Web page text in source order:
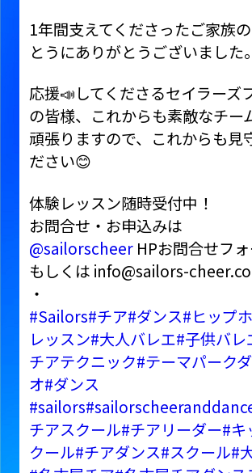
1年間支えてくださったご家族
とうにありがとうございました。
応援📣してくださるセイラーズ
の皆様、これからも素敵なチー
頑張りますので、これからも見
ださい😊
体験レッスン随時受付中！
お問合せ・お申込みは
@sailorscheerHPお問合せフ
もしくは info@sailors-
・
#Sailors#チア#ダンス#ヒップ
レッスン#大人バレエ#子供バレ
チアテクニック#テーマパーク
オ#ダンス
#sailors
チアスクール#チアリーダー#キ
クール#チアダンス#スクール#